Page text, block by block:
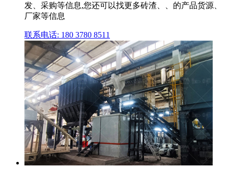
发、采购等信息,您还可以找更多砖渣、、的产品货源、
厂家等信息
联系电话: 180 3780 8511